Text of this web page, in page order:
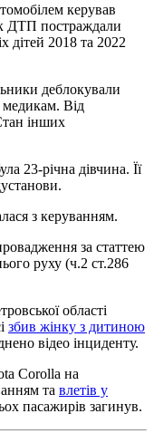
керував
ДТП постраждали
дітей 2018 та 2022
деблокували
медикам. Від
інших
23-річна дівчина. Її
з керуванням.
за статтею
руху (ч.2 ст.286
області
збив жінку з дитиною
відео інциденту.
Corolla на
та влетів у
пасажирів загинув.